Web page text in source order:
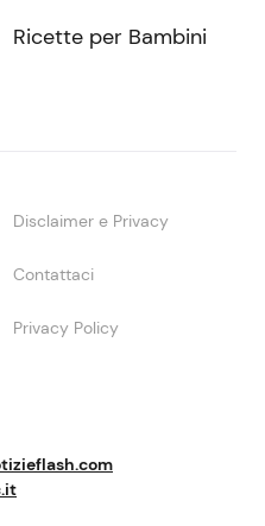
Ricette per Bambini
Disclaimer e Privacy
Contattaci
Privacy Policy